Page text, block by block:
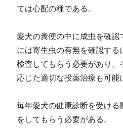
ては心配の種である。
愛犬の糞便の中に成虫を確認
には寄生虫の有無を確認す
検査してもらう必要があり、
応じた適切な投薬治療も可能
毎年愛犬の健康診断を受ける
をしてもらう必要がある。